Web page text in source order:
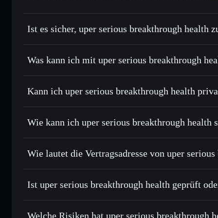
Ist es sicher, uper serious breakthrough health
uper serious breakthrough health
Was kann ich mit uper serious breakthrough
uper serious breakthrough health
Solflare-Wallet
Sofort tauschen– handle TGPTB gegen SOL, USDC
Durchschnittskosteneffekt nutzen– Schritt für Schritt per
Privat senden– übertrage TGPTB, ohne Wallets
Privacy Aggregators
kontrollierst
Kann ich uper serious breakthrough health
Privacy
Wie kann ich uper serious breakthrough health
uper serious breakthrough health
Solflare
Wie lautet die Vertragsadresse von uper
uper serious
Wallet
TGPTB
Ist uper serious breakthrough health geprüft
uper serious breakthrough health
Welche Risiken hat uper serious breakthrough